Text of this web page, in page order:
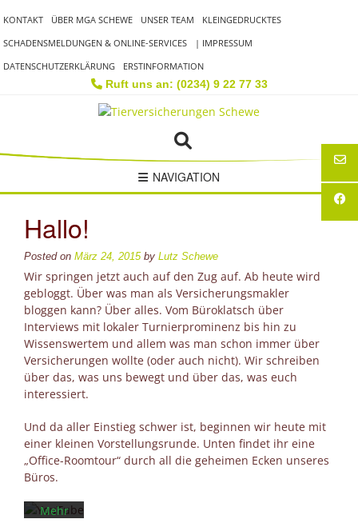
to
content
KONTAKT ÜBER MGA SCHEWE UNSER TEAM
KLEINGEDRUCKTES
SCHADENSMELDUNGEN & ONLINE-SERVICES
| IMPRESSUM
DATENSCHUTZERKLÄRUNG
ERSTINFORMATION
Ruft uns an: (0234) 9 22 77 33
NAVIGATION
Hallo!
Posted on März 24, 2015 by Lutz Schewe
Wir springen jetzt auch auf den Zug auf. Ab heute wird
gebloggt. Über was man als Versicherungsmakler
bloggen kann? Über alles. Vom Büroklatsch über
Interviews mit lokaler Turnierprominenz bis hin zu
Wissenswertem und allem was man schon immer über
Versicherungen wollte (oder auch nicht). Wir schreiben
über das, was uns bewegt und über das, was euch
interessiert.
Und da aller Einstieg schwer ist, beginnen wir heute mit
einer kleinen Vorstellungsrunde. Unten findet ihr eine
„Office-Roomtour“ durch all die geheimen Ecken unseres
Büros.
Mit
dem
Laden
des
akzeptieren
Sie die
Datenschutzerklärung
von
Mehr